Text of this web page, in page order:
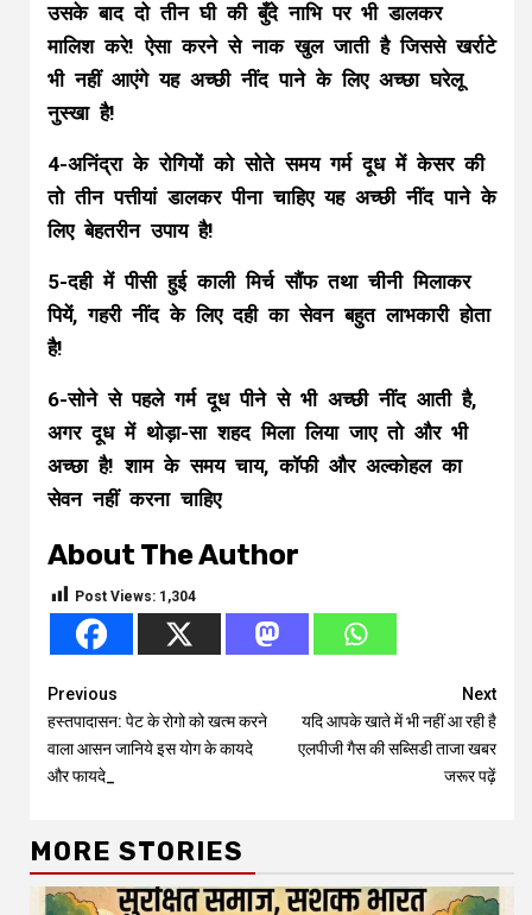
उसके बाद दो तीन घी की बुँदे नाभि पर भी डालकर
मालिश करे! ऐसा करने से नाक खुल जाती है जिससे खर्राटे
भी नहीं आएंगे यह अच्छी नींद पाने के लिए अच्छा घरेलू
नुस्खा है!
4-अनिंद्रा के रोगियों को सोते समय गर्म दूध में केसर की
तो तीन पत्तीयां डालकर पीना चाहिए यह अच्छी नींद पाने के
लिए बेहतरीन उपाय है!
5-दही में पीसी हुई काली मिर्च सौंफ तथा चीनी मिलाकर
पियें, गहरी नींद के लिए दही का सेवन बहुत लाभकारी होता
है!
6-सोने से पहले गर्म दूध पीने से भी अच्छी नींद आती है,
अगर दूध में थोड़ा-सा शहद मिला लिया जाए तो और भी
अच्छा है! शाम के समय चाय, कॉफी और अल्कोहल का
सेवन नहीं करना चाहिए
About The Author
Post Views: 1,304
Continue
Reading
Previous
हस्तपादासन: पेट के रोगो को खत्म करने
वाला आसन जानिये इस योग के कायदे
और फायदे_
Next
यदि आपके खाते में भी नहीं आ रही है
एलपीजी गैस की सब्सिडी ताजा खबर
जरूर पढ़ें
MORE STORIES